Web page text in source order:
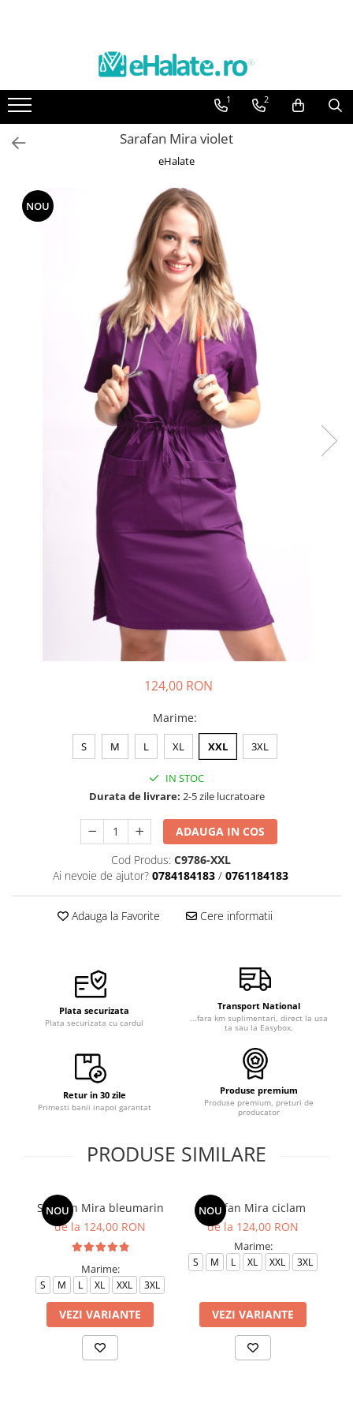
Toate Produsele
Bluze Unisex
Costume Unisex
Bluze unisex cu imprimeuri
Bluze Maria
Halate medicale femei
Halate medicale barbati
Halate medicale P2 cu fluturas
Halate medicale cu nasturi
Halate medicale cu fermoar
Halate medicale polar - unisex
Halate medicale albe
Sarafane medicale
Halate medicale polar - unisex
Sorturi restaurante
Tricouri de lucru
Saboti medicali
ACCESORII
Noutati
1 2
Sarafan Mira violet
eHalate
NOU
124,00 RON
Marime:
S M L XL XXL 3XL
IN STOC
Durata de livrare: 2-5 zile lucratoare
ADAUGA IN COS
Cod Produs: C9786-XXL
Ai nevoie de ajutor? 0784184183 / 0761184183
Adauga la Favorite Cere informatii
Plata securizata
Plata securizata cu cardul
Transport National
...fara km suplimentari, direct la usa
ta sau la Easybox.
Retur in 30 zile
Primesti banii inapoi garantat
Produse premium
Produse premium, preturi de
producator
PRODUSE SIMILARE
NOU
Sarafan Mira bleumarin
de la 124,00 RON
Marime:
S M L XL XXL 3XL
VEZI VARIANTE
NOU
Sarafan Mira ciclam
de la 124,00 RON
Marime:
S M L XL XXL 3XL
VEZI VARIANTE